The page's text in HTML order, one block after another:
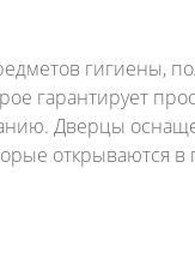
гигиены,
гарантирует
Дверцы
открываются в